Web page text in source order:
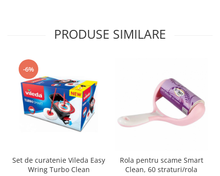
Tampoane si absorbante
Produse manichiura & pedichiura
Oja si lac de unghii
Accesorii manichiura & pedichiura
Scutece adulti
Seturi cadou
PRODUSE SIMILARE
-6%
Set de curatenie Vileda Easy
Wring Turbo Clean
Rola pentru scame Smart
Clean, 60 straturi/rola